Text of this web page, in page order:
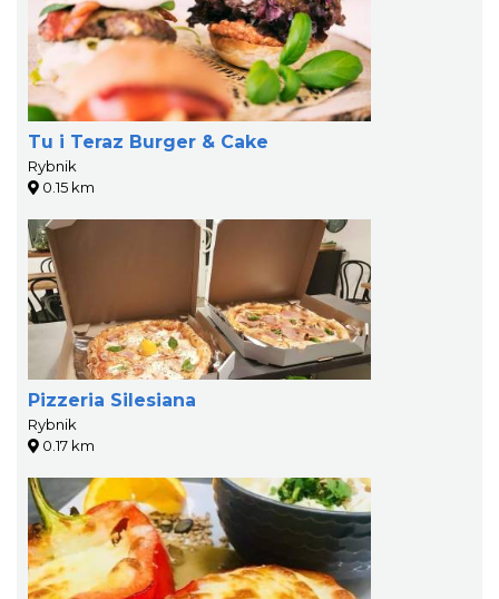
Tu i Teraz Burger & Cake
Rybnik
0.15 km
Pizzeria Silesiana
Rybnik
0.17 km